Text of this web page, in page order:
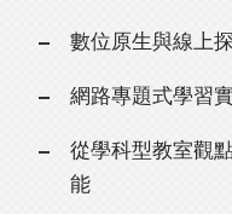
數位原生與線上
網路專題式學習
從學科型教室觀
能